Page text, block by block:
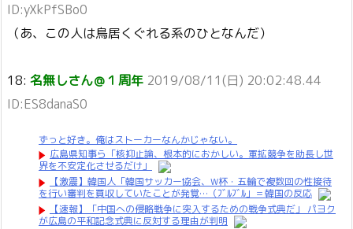
ID:yXkPfSBo0
（あ、この人は鳥居くぐれる系のひとなんだ）
18: 名無しさん＠１周年 2019/08/11(日) 20:02:48.44
ID:ES8danaS0
ずっと好き。俺はストーカーなんかじゃない。
広島県知事ら「核抑止論、根本的におかしい。軍拡競争を助長し世
界を不安定化させるだけ」
【激震】韓国人「韓国サッカー協会、W杯・五輪で複数回の性接待
を行い審判を買収していたことが発覚…（ﾌﾞﾙﾌﾞﾙ」＝韓国の反応
【速報】「中国への侵略戦争に突入するための戦争式典だ」 パヨク
が広島の平和記念式典に反対する理由が判明